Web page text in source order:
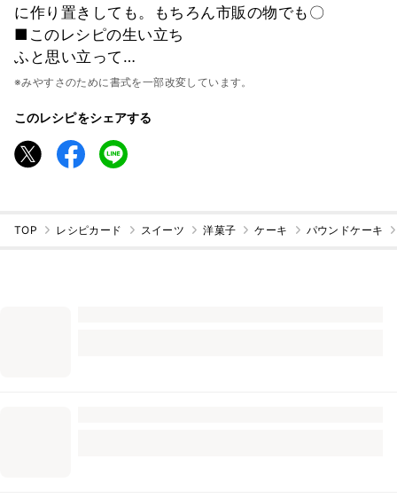
に作り置きしても。もちろん市販の物でも〇
■このレシピの生い立ち
ふと思い立って…
※みやすさのために書式を一部改変しています。
このレシピをシェアする
TOP レシピカード スイーツ 洋菓子 ケーキ パウンドケーキ